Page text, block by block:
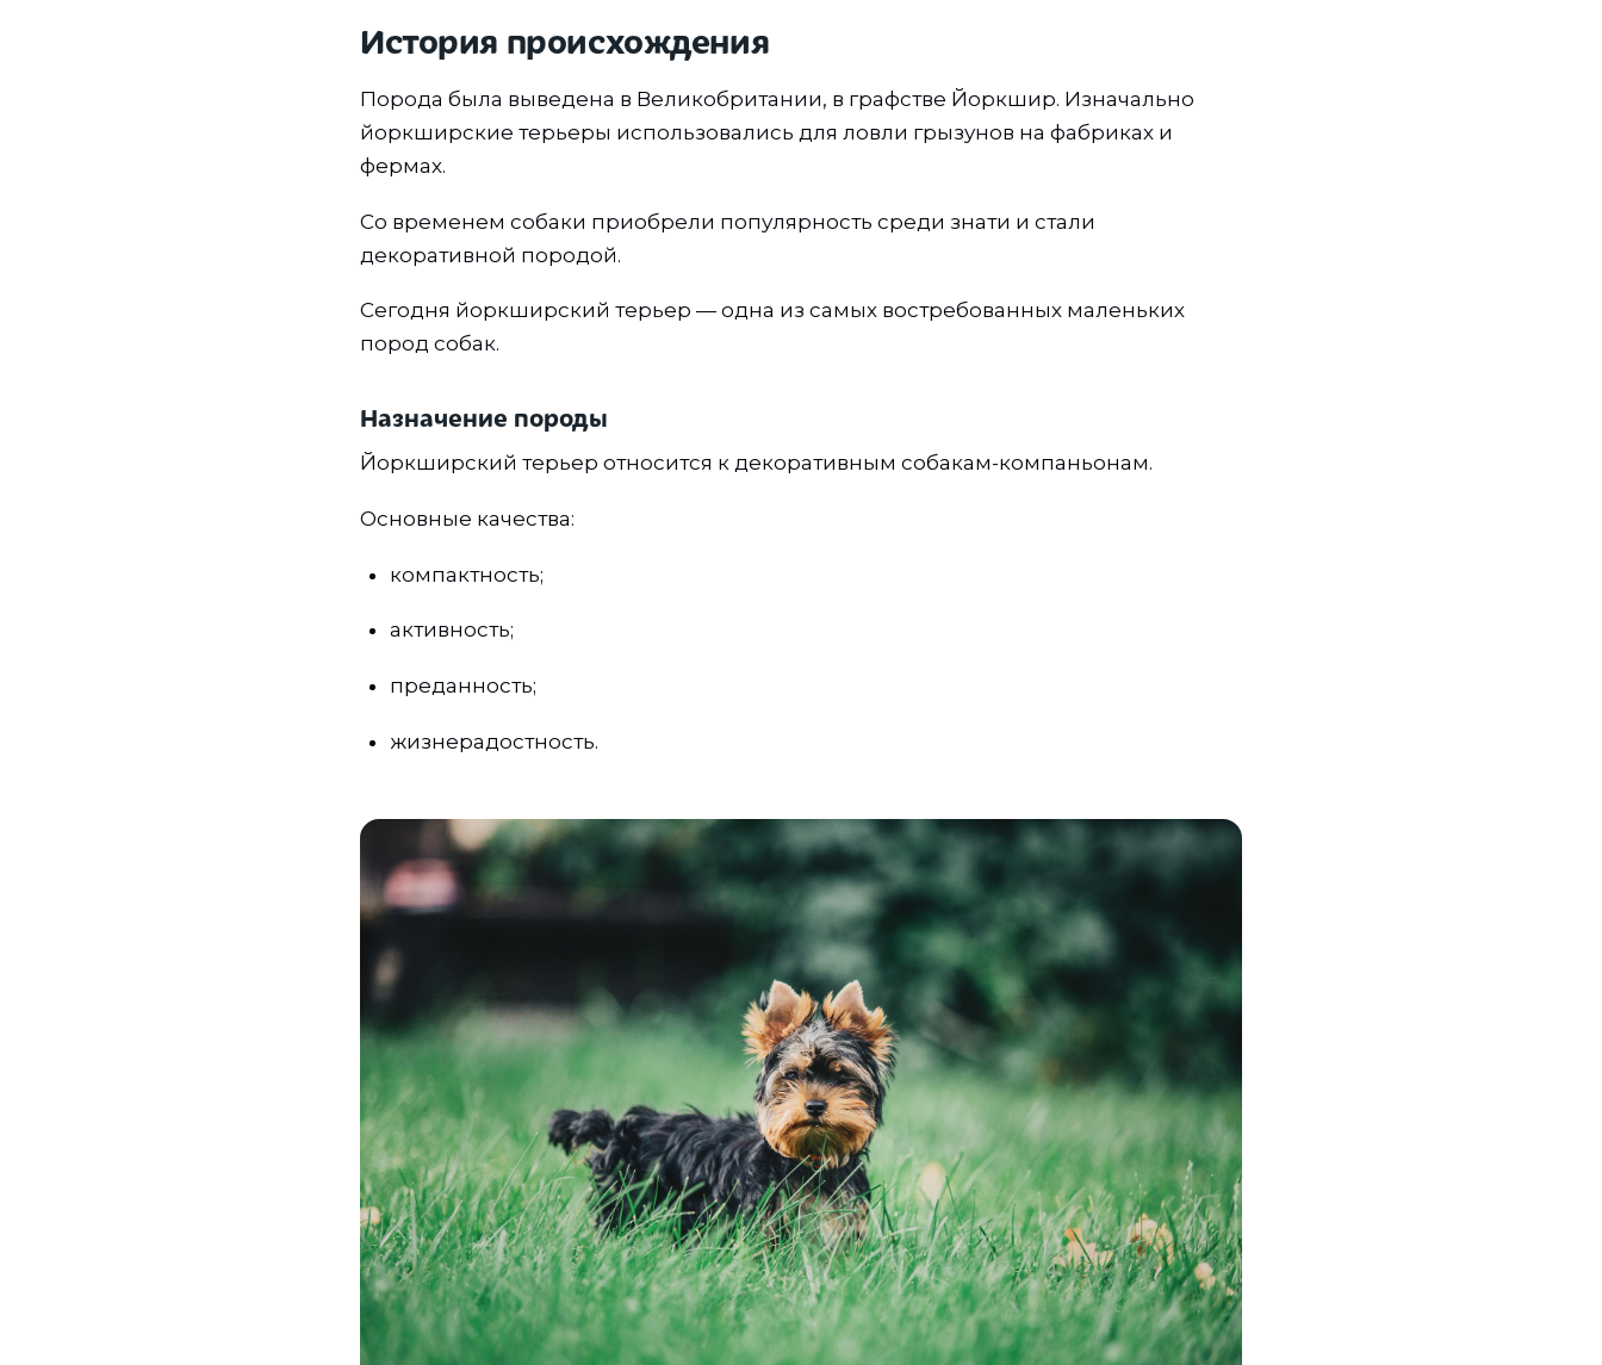
История происхождения
Порода была выведена в Великобритании, в графстве Йоркшир. Изначально
йоркширские терьеры использовались для ловли грызунов на фабриках и
фермах.
Со временем собаки приобрели популярность среди знати и стали
декоративной породой.
Сегодня йоркширский терьер — одна из самых востребованных маленьких
пород собак.
Назначение породы
Йоркширский терьер относится к декоративным собакам-компаньонам.
Основные качества:
компактность;
активность;
преданность;
жизнерадостность.